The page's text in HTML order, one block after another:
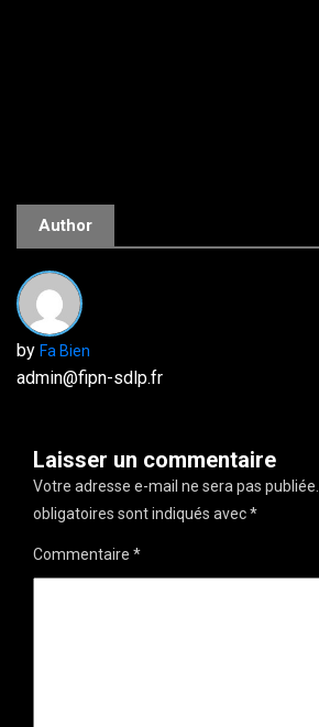
Author
by Fa Bien
admin@fipn-sdlp.fr
Laisser un commentaire
Votre adresse e-mail ne sera pas publiée.
obligatoires sont indiqués avec*
Commentaire *